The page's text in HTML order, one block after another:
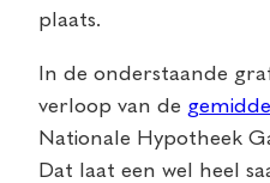
plaats.
In de onderstaande
verloop van de
Nationale Hypotheek
Dat laat een wel heel